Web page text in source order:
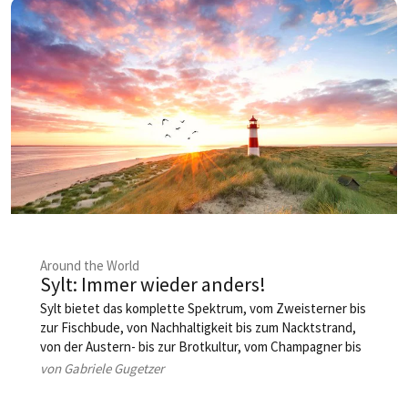
Around the World
Sylt: Immer wieder anders!
Sylt bietet das komplette Spektrum, vom Zweisterner bis
zur Fisch­bude, von ­Nachhaltigkeit bis zum Nacktstrand,
von der Austern- bis zur Brotkultur, ­vom ­Champagner bis
zum Tee – und das mittlerweile ganzjährig.
von Gabriele Gugetzer